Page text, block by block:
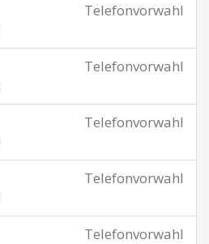
Telefonvorwahl
Telefonvorwahl
Telefonvorwahl
Telefonvorwahl
Telefonvorwahl